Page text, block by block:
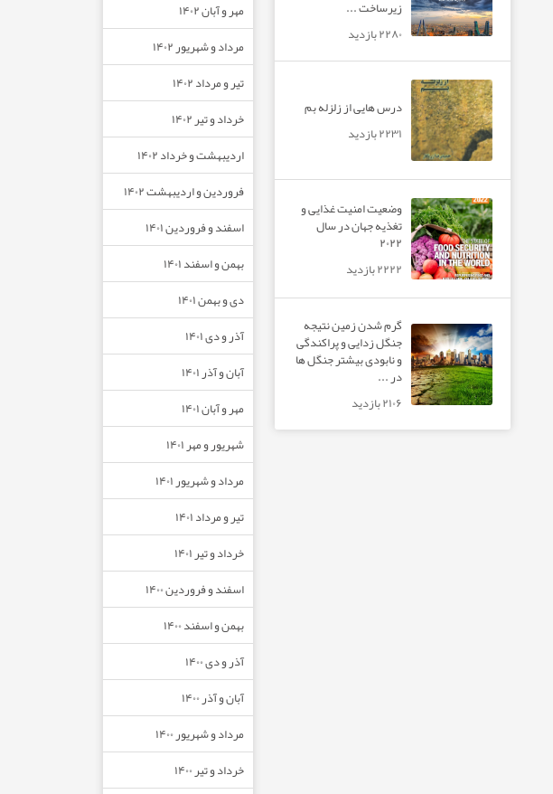
زیرساخت ...
۲۲۸۰ بازدید
درس هایی از زلزله بم
۲۲۳۱ بازدید
وضعیت امنیت غذایی و
تغذیه جهان در سال
۲۰۲۲
۲۲۲۲ بازدید
گرم شدن زمین نتیجه
جنگل زدایی و پراکندگی
و نابودی بیشتر جنگل ها
در ...
۲۱۰۶ بازدید
مهر و آبان ۱۴۰۲
مرداد و شهریور ۱۴۰۲
تیر و مرداد ۱۴۰۲
خرداد و تیر ۱۴۰۲
اردیبهشت و خرداد ۱۴۰۲
فروردین و اردیبهشت ۱۴۰۲
اسفند و فروردین ۱۴۰۱
بهمن و اسفند ۱۴۰۱
دی و بهمن ۱۴۰۱
آذر و دی ۱۴۰۱
آبان و آذر ۱۴۰۱
مهر و آبان ۱۴۰۱
شهریور و مهر ۱۴۰۱
مرداد و شهریور ۱۴۰۱
تیر و مرداد ۱۴۰۱
خرداد و تیر ۱۴۰۱
اسفند و فروردین ۱۴۰۰
بهمن و اسفند ۱۴۰۰
آذر و دی ۱۴۰۰
آبان و آذر ۱۴۰۰
مرداد و شهریور ۱۴۰۰
خرداد و تیر ۱۴۰۰